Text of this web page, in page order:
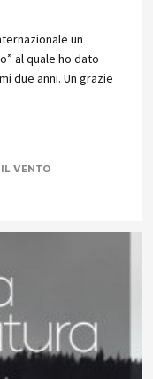
un
al quale ho dato
due anni. Un grazie
IL VENTO